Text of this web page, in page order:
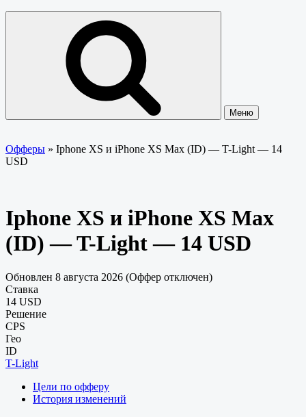
Меню
Офферы » Iphone XS и iPhone XS Max (ID) — T-Light — 14
USD
Iphone XS и iPhone XS Max
(ID) — T-Light — 14 USD
Обновлен 8 августа 2026 (Оффер отключен)
Ставка
14 USD
Решение
CPS
Гео
ID
T-Light
Цели по офферу
История изменений